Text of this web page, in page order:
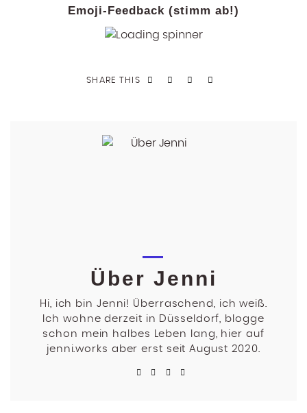
Emoji-Feedback (stimm ab!)
SHARE THIS
Über Jenni
Hi, ich bin Jenni! Überraschend, ich weiß.
Ich wohne derzeit in Düsseldorf, blogge
schon mein halbes Leben lang, hier auf
jenni.works aber erst seit August 2020.